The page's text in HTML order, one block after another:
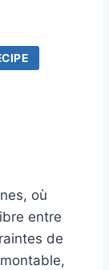
où
entre
de